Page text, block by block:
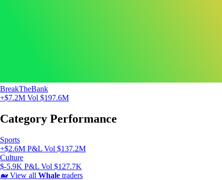
BreakTheBank
+$7.2M Vol $197.6M
Category Performance
Sports
+$2.6M P&L Vol $137.2M
Culture
$-5.9K P&L Vol $127.7K
🐋 View all Whale traders